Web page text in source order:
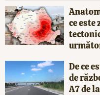
ce este
De ce
de
A7 de